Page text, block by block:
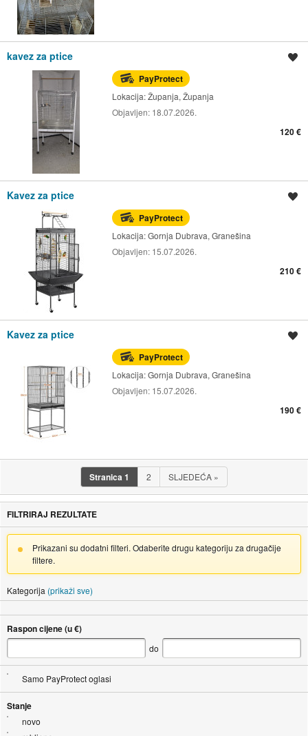
kavez za ptice
PayProtect
Lokacija:Županja, Županja
Objavljen: 18.07.2026.
120 €
Kavez za ptice
PayProtect
Lokacija:Gornja Dubrava, Granešina
Objavljen: 15.07.2026.
210 €
Kavez za ptice
PayProtect
Lokacija:Gornja Dubrava, Granešina
Objavljen: 15.07.2026.
190 €
Stranica1 2 SLJEDEĆA »
FILTRIRAJ REZULTATE
Prikazani su dodatni filteri. Odaberite drugu kategoriju za drugačije
filtere.
Kategorija (prikaži sve)
Raspon cijene (u €)
do
Samo PayProtect oglasi
Stanje
novo